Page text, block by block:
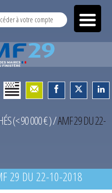
à votre compte
(< 90 000 € )/AMF 29 DU 22-
29 DU 22-10-2018